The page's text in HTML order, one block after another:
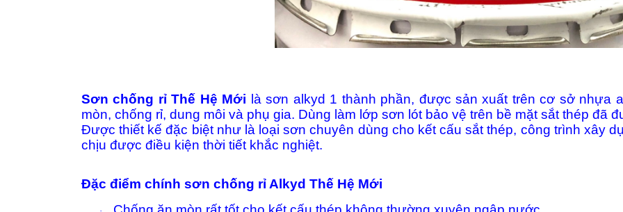
Sơn chống rỉ Thế Hệ Mới là sơn alkyd 1 thành phần, được sản xuất trên cơ sở nhựa
mòn, chống rỉ, dung môi và phụ gia. Dùng làm lớp sơn lót bảo vệ trên bề mặt sắt thép đã
Được thiết kế đặc biệt như là loại sơn chuyên dùng cho kết cấu sắt thép, công trình xây
chịu được điều kiện thời tiết khắc nghiệt.
Đặc điểm chính sơn chống rỉ Alkyd Thế Hệ Mới